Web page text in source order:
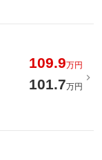
109.9万円
101.7万円